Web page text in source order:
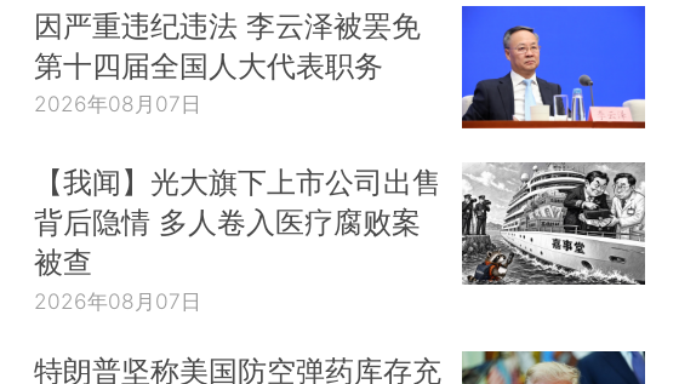
因严重违纪违法 李云泽被罢免
第十四届全国人大代表职务
2026年08月07日
【我闻】光大旗下上市公司出售
背后隐情 多人卷入医疗腐败案
被查
2026年08月07日
特朗普坚称美国防空弹药库存充